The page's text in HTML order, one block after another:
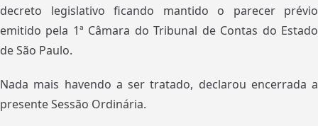
decreto legislativo ficando mantido o parecer prévio
emitido pela 1ª Câmara do Tribunal de Contas do Estado
de São Paulo.
Nada mais havendo a ser tratado, declarou encerrada a
presente Sessão Ordinária.